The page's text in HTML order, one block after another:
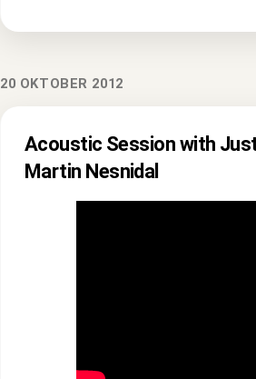
20 OKTOBER 2012
Acoustic Session with
Martin Nesnidal